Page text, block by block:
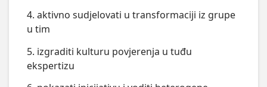
4. aktivno sudjelovati u transformaciji iz grupe
u tim
5. izgraditi kulturu povjerenja u tuđu
ekspertizu